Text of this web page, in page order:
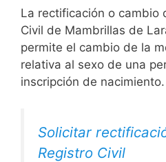
La rectificación o cambio
Civil de Mambrillas de
permite el cambio de la
relativa al sexo de una
inscripción de nacimiento.
Solicitar
Registro Civil